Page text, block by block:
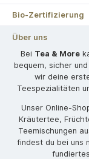
Bio-Zertifizierung
Über uns
Bei Tea & More
bequem, sicher
wir deine
Teespezialitäten
Unser Online-
Kräutertee,
Teemischungen
findest du bei uns